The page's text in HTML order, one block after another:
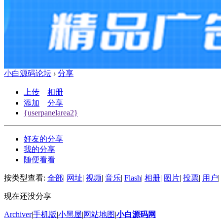
小白源码论坛 › 分享
上传
相册
添加
分享
{userpanelarea2}
好友的分享
我的分享
随便看看
按类型查看: 全部 网址 视频 音乐 Flash 相册 图片 投票 用户
现在还没分享
Archiver|手机版 小黑屋 网站地图 小白源码网